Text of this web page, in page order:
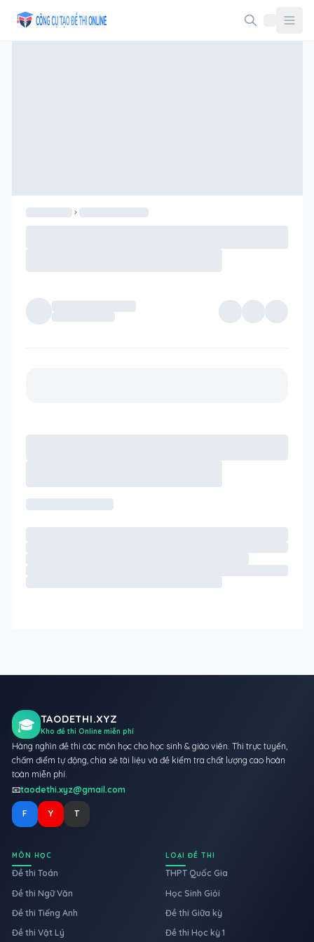
🎓 TAODETHI.XYZ
Kho đề thi Online miễn phí
Hàng nghìn đề thi các môn học cho học sinh & giáo viên. Thi trực tuyến,
chấm điểm tự động, chia sẻ tài liệu và đề kiểm tra chất lượng cao hoàn
toàn miễn phí.
📧taodethi.xyz@gmail.com
F Y T
MÔN HỌC
Đề thi Toán
Đề thi Ngữ Văn
Đề thi Tiếng Anh
Đề thi Vật Lý
LOẠI ĐỀ THI
THPT Quốc Gia
Học Sinh Giỏi
Đề thi Giữa kỳ
Đề thi Học kỳ 1